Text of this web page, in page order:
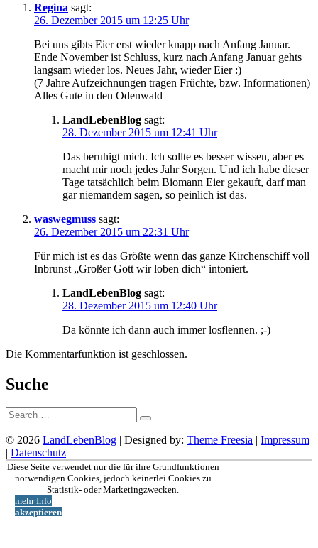
Regina sagt:
26. Dezember 2015 um 12:25 Uhr
Bei uns gibts Eier erst wieder knapp nach Anfang Januar.
Ende November ist Schluss, kurz nach Anfang Januar gehts
langsam wieder los. Neues Jahr, wieder Eier :)
(7 Jahre Aufzeichnungen tragen Früchte, bzw. Informationen)
Alles Gute in den Odenwald
LandLebenBlog sagt:
28. Dezember 2015 um 12:41 Uhr
Das beruhigt mich. Ich sollte es besser wissen, aber es
macht mir noch jedes Jahr Sorgen. Und ich habe dieser
Tage tatsächlich beim Biomann Eier gekauft, darf man
gar niemandem sagen, so peinlich ist das.
waswegmuss sagt:
26. Dezember 2015 um 22:31 Uhr
Für mich ist es das Größte wenn das ganze Kirchenschiff voll
Inbrunst „Großer Gott wir loben dich“ intoniert.
LandLebenBlog sagt:
28. Dezember 2015 um 12:40 Uhr
Da könnte ich dann auch immer losflennen. ;-)
Die Kommentarfunktion ist geschlossen.
Suche
Suche:
© 2026 LandLebenBlog | Designed by: Theme Freesia | Impressum
| Datenschutz
Nach
oben
Diese Seite verwendet nur die für ihre Grundfunktionen
notwendigen Cookies, jedoch keinerlei Cookies zu
Statistik- oder Marketingzwecken.
mehr Info
akzeptieren